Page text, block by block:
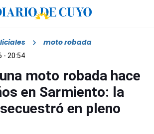
moto robada
- 20:54
moto robada hace
en Sarmiento: la
en pleno